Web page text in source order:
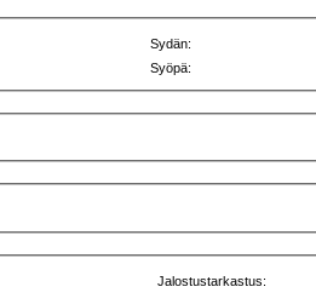
Sydän:
Syöpä:
Jalostustarkastus: